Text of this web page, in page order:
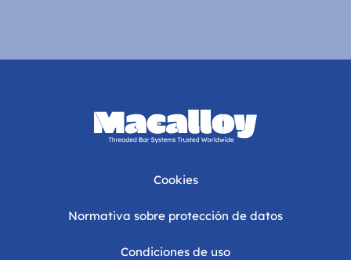
Cookies
Normativa sobre protección de datos
Condiciones de uso